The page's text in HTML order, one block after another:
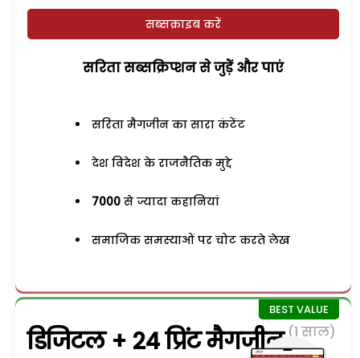
सब्सक्राइब करें
सरिता सब्सक्रिप्शन से जुड़ेें और पाएं
सरिता मैगजीन का सारा कंटेंट
देश विदेश के राजनैतिक मुद्दे
7000 से ज्यादा कहानियां
समाजिक समस्याओं पर चोट करते लेख
डिजिटल + 24 प्रिंट मैगजीन (1 साल)